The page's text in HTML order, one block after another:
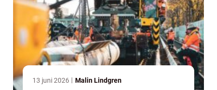
13 juni 2026 Malin Lindgren